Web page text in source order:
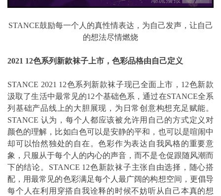
STANCE鼓励每一个人的真性情表达，为自己发声，让自己
的想法尽情燃烧
2021 12色系列新款袜子上市，色彩品格由自己定义
STANCE 2021 12色系列新款袜子现已全面上市，12色新款
汲取了生活中最常见的12个基础色系，通过在STANCE全系
列基础产品线上的大胆展现，为日常创意构想充足赋能。
STANCE 认为，每个人都应该被允许用自己的方式定义对
颜色的理解，比如白色可以是安静的平和，也可以是喧闹中
却可以怡然独处的自在。色彩作为表达自我风格的重要意
象，只服从于每个人的内心的声音，而不是仓促跟随风潮而
下的结论。STANCE 12色新款袜子主张自由选择，随心搭
配，用最常见的色彩满足每个人最广阔的构想空间，更倡导
每个人在利用穿搭自我诠释的时候不妨听从自己本真的想